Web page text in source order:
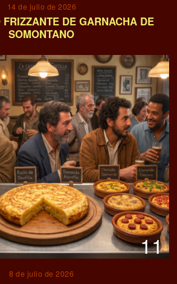
14 de julio de 2026
DE GARNACHA DE
SOMONTANO
11
8 de julio de 2026